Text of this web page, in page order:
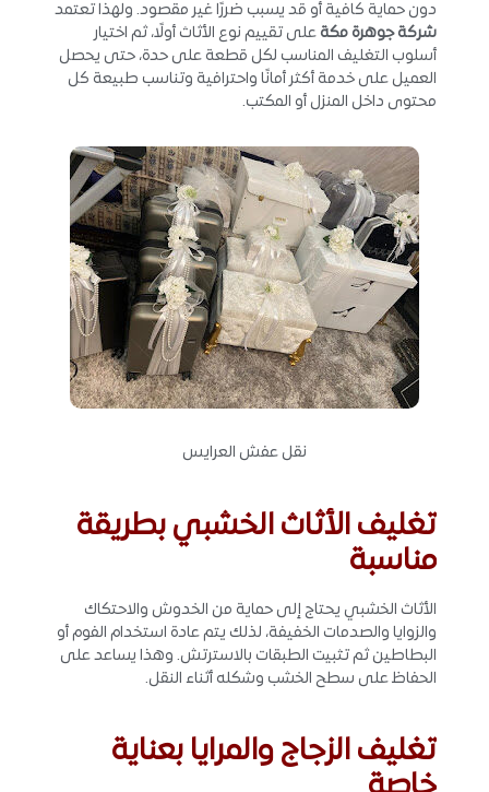
دون حماية كافية أو قد يسبب ضررًا غير مقصود. ولهذا تعتمد
شركة جوهرة مكة على تقييم نوع الأثاث أولًا، ثم اختيار
أسلوب التغليف المناسب لكل قطعة على حدة، حتى يحصل
العميل على خدمة أكثر أمانًا واحترافية وتناسب طبيعة كل
محتوى داخل المنزل أو المكتب.
نقل عفش العرايس
تغليف الأثاث الخشبي بطريقة
مناسبة
الأثاث الخشبي يحتاج إلى حماية من الخدوش والاحتكاك
والزوايا والصدمات الخفيفة، لذلك يتم عادة استخدام الفوم أو
البطاطين ثم تثبيت الطبقات بالاسترتش. وهذا يساعد على
الحفاظ على سطح الخشب وشكله أثناء النقل.
تغليف الزجاج والمرايا بعناية